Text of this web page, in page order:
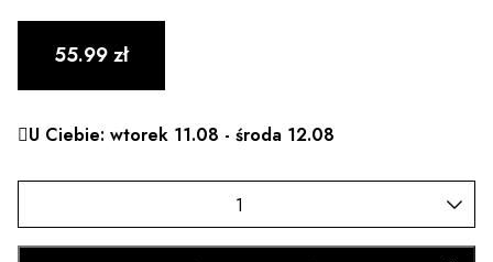
55.99zł
U Ciebie: wtorek 11.08 - środa 12.08